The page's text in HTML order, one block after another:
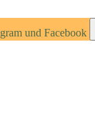
und Facebook